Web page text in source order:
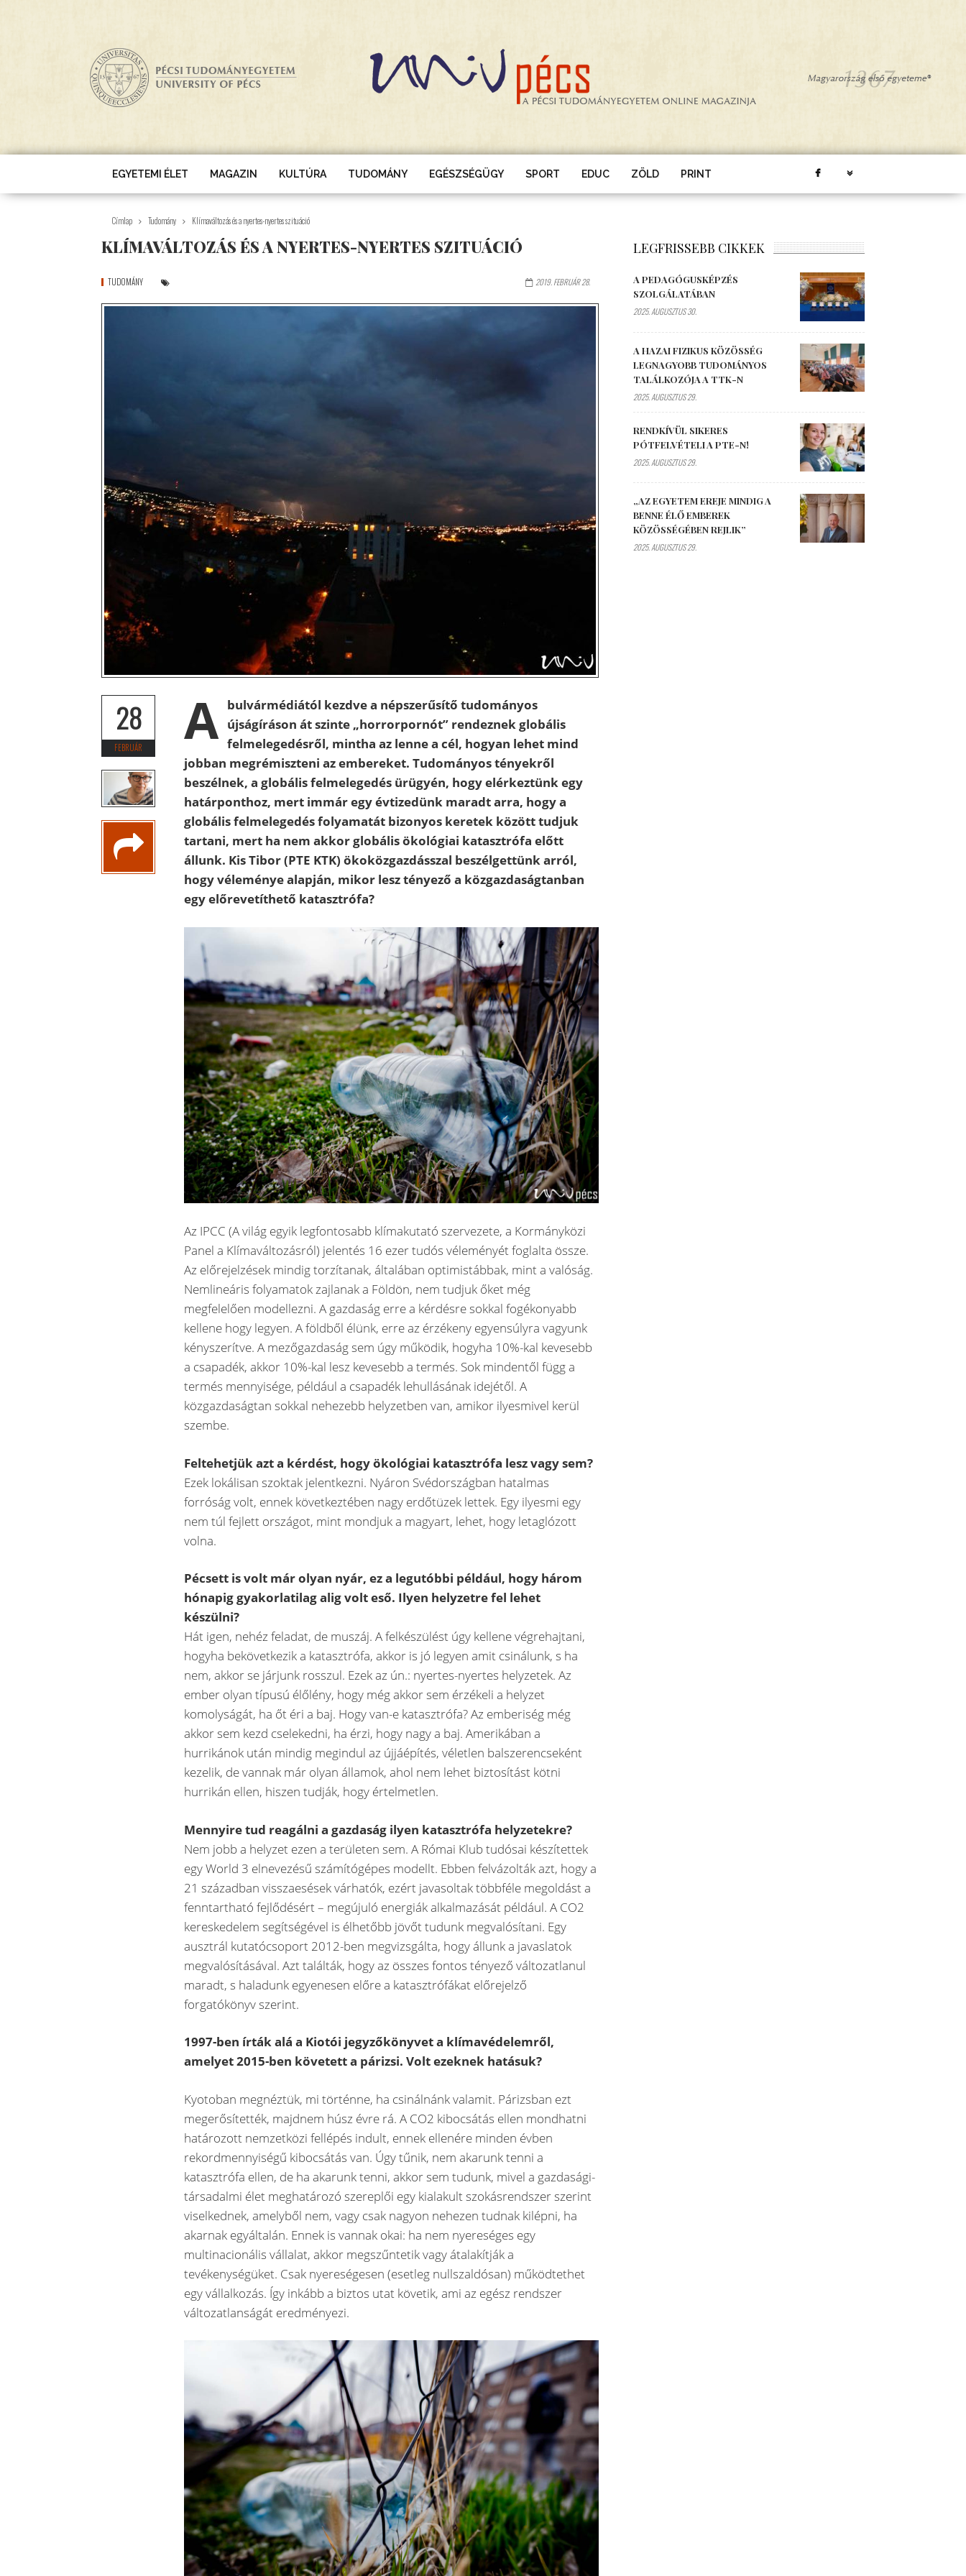
EGYETEMI ÉLET MAGAZIN KULTÚRA TUDOMÁNY EGÉSZSÉGÜGY SPORT EDUC ZÖLD PRINT
Címlap Tudomány Klímaváltozás és a nyertes-nyertes szituáció
KLÍMAVÁLTOZÁS ÉS A NYERTES-NYERTES SZITUÁCIÓ
TUDOMÁNY 2019. FEBRUÁR 28.
28
FEBRUÁR A bulvármédiától kezdve a népszerűsítő tudományos
újságíráson át szinte „horrorpornót” rendeznek globális
felmelegedésről, mintha az lenne a cél, hogyan lehet mind
jobban megrémiszteni az embereket. Tudományos tényekről
beszélnek, a globális felmelegedés ürügyén, hogy elérkeztünk egy
határponthoz, mert immár egy évtizedünk maradt arra, hogy a
globális felmelegedés folyamatát bizonyos keretek között tudjuk
tartani, mert ha nem akkor globális ökológiai katasztrófa előtt
állunk. Kis Tibor (PTE KTK) ökoközgazdásszal beszélgettünk arról,
hogy véleménye alapján, mikor lesz tényező a közgazdaságtanban
egy előrevetíthető katasztrófa?
Az IPCC (A világ egyik legfontosabb klímakutató szervezete, a Kormányközi
Panel a Klímaváltozásról) jelentés 16 ezer tudós véleményét foglalta össze.
Az előrejelzések mindig torzítanak, általában optimistábbak, mint a valóság.
Nemlineáris folyamatok zajlanak a Földön, nem tudjuk őket még
megfelelően modellezni. A gazdaság erre a kérdésre sokkal fogékonyabb
kellene hogy legyen. A földből élünk, erre az érzékeny egyensúlyra vagyunk
kényszerítve. A mezőgazdaság sem úgy működik, hogyha 10%-kal kevesebb
a csapadék, akkor 10%-kal lesz kevesebb a termés. Sok mindentől függ a
termés mennyisége, például a csapadék lehullásának idejétől. A
közgazdaságtan sokkal nehezebb helyzetben van, amikor ilyesmivel kerül
szembe.
Feltehetjük azt a kérdést, hogy ökológiai katasztrófa lesz vagy sem?
Ezek lokálisan szoktak jelentkezni. Nyáron Svédországban hatalmas
forróság volt, ennek következtében nagy erdőtüzek lettek. Egy ilyesmi egy
nem túl fejlett országot, mint mondjuk a magyart, lehet, hogy letaglózott
volna.
Pécsett is volt már olyan nyár, ez a legutóbbi például, hogy három
hónapig gyakorlatilag alig volt eső. Ilyen helyzetre fel lehet
készülni?
Hát igen, nehéz feladat, de muszáj. A felkészülést úgy kellene végrehajtani,
hogyha bekövetkezik a katasztrófa, akkor is jó legyen amit csinálunk, s ha
nem, akkor se járjunk rosszul. Ezek az ún.: nyertes-nyertes helyzetek. Az
ember olyan típusú élőlény, hogy még akkor sem érzékeli a helyzet
komolyságát, ha őt éri a baj. Hogy van-e katasztrófa? Az emberiség még
akkor sem kezd cselekedni, ha érzi, hogy nagy a baj. Amerikában a
hurrikánok után mindig megindul az újjáépítés, véletlen balszerencseként
kezelik, de vannak már olyan államok, ahol nem lehet biztosítást kötni
hurrikán ellen, hiszen tudják, hogy értelmetlen.
Mennyire tud reagálni a gazdaság ilyen katasztrófa helyzetekre?
Nem jobb a helyzet ezen a területen sem. A Római Klub tudósai készítettek
egy World 3 elnevezésű számítógépes modellt. Ebben felvázolták azt, hogy a
21 században visszaesések várhatók, ezért javasoltak többféle megoldást a
fenntartható fejlődésért – megújuló energiák alkalmazását például. A CO2
kereskedelem segítségével is élhetőbb jövőt tudunk megvalósítani. Egy
ausztrál kutatócsoport 2012-ben megvizsgálta, hogy állunk a javaslatok
megvalósításával. Azt találták, hogy az összes fontos tényező változatlanul
maradt, s haladunk egyenesen előre a katasztrófákat előrejelző
forgatókönyv szerint.
1997-ben írták alá a Kiotói jegyzőkönyvet a klímavédelemről,
amelyet 2015-ben követett a párizsi. Volt ezeknek hatásuk?
Kyotoban megnéztük, mi történne, ha csinálnánk valamit. Párizsban ezt
megerősítették, majdnem húsz évre rá. A CO2 kibocsátás ellen mondhatni
határozott nemzetközi fellépés indult, ennek ellenére minden évben
rekordmennyiségű kibocsátás van. Úgy tűnik, nem akarunk tenni a
katasztrófa ellen, de ha akarunk tenni, akkor sem tudunk, mivel a gazdasági-
társadalmi élet meghatározó szereplői egy kialakult szokásrendszer szerint
viselkednek, amelyből nem, vagy csak nagyon nehezen tudnak kilépni, ha
akarnak egyáltalán. Ennek is vannak okai: ha nem nyereséges egy
multinacionális vállalat, akkor megszűntetik vagy átalakítják a
tevékenységüket. Csak nyereségesen (esetleg nullszaldósan) működtethet
egy vállalkozás. Így inkább a biztos utat követik, ami az egész rendszer
változatlanságát eredményezi.
LEGFRISSEBB CIKKEK
A PEDAGÓGUSKÉPZÉS
SZOLGÁLATÁBAN
2025. AUGUSZTUS 30.
A HAZAI FIZIKUS KÖZÖSSÉG
LEGNAGYOBB TUDOMÁNYOS
TALÁLKOZÓJA A TTK-N
2025. AUGUSZTUS 29.
RENDKÍVÜL SIKERES
PÓTFELVÉTELI A PTE-N!
2025. AUGUSZTUS 29.
„AZ EGYETEM EREJE MINDIG A
BENNE ÉLŐ EMBEREK
KÖZÖSSÉGÉBEN REJLIK”
2025. AUGUSZTUS 29.